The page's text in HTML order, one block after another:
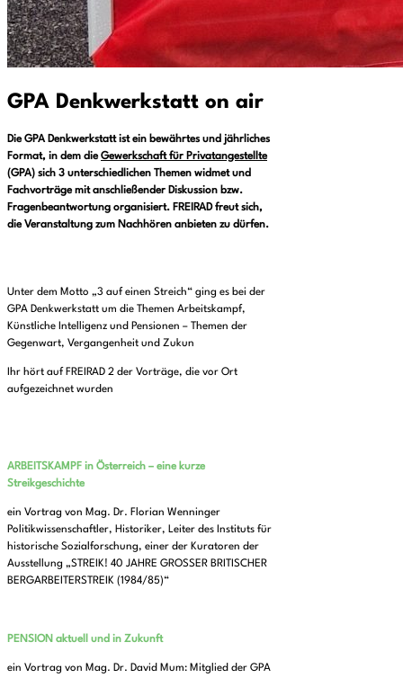
GPA Denkwerkstatt on air
Die GPA Denkwerkstatt ist ein bewährtes und jährliches
Format, in dem dieGewerkschaft für Privatangestellte
(GPA) sich 3 unterschiedlichen Themen widmet und
Fachvorträge mit anschließender Diskussion bzw.
Fragenbeantwortung organisiert. FREIRAD freut sich,
die Veranstaltung zum Nachhören anbieten zu dürfen.
Unter dem Motto „3 auf einen Streich“ ging es bei der
GPA Denkwerkstatt um die Themen Arbeitskampf,
Künstliche Intelligenz und Pensionen – Themen der
Gegenwart, Vergangenheit und Zukun
Ihr hört auf FREIRAD 2 der Vorträge, die vor Ort
aufgezeichnet wurden
ARBEITSKAMPF in Österreich – eine kurze
Streikgeschichte
ein Vortrag von Mag. Dr. Florian Wenninger
Politikwissenschaftler, Historiker, Leiter des Instituts für
historische Sozialforschung, einer der Kuratoren der
Ausstellung „STREIK! 40 JAHRE GROSSER BRITISCHER
BERGARBEITERSTREIK (1984/85)“
PENSION aktuell und in Zukunft
ein Vortrag von Mag. Dr. David Mum: Mitglied der GPA